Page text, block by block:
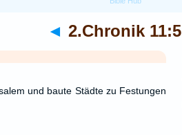
◄ 2.Chronik 11:5
und baute Städte zu Festungen